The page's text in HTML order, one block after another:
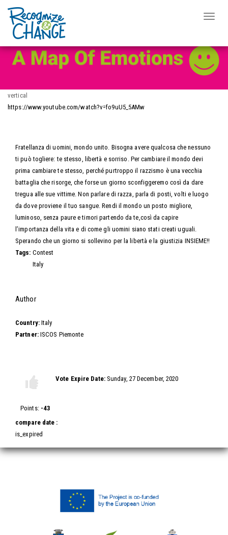
to
main
Toggle
vertical
https://www.youtube.com/watch?v=fo9uU5_5AMw
Fratellanza di uomini, mondo unito. Bisogna avere qualcosa che nessuno
ti può togliere: te stesso, libertà e sorriso. Per cambiare il mondo devi
prima cambiare te stesso, perché purtroppo il razzismo è una vecchia
battaglia che risorge, che forse un giorno sconfiggeremo così da dare
tregua alle sue vittime. Non parlare di razza, parla di posti, volti e luogo
da dove proviene il tuo sangue. Rendi il mondo un posto migliore,
luminoso, senza paure e timori partendo da te,così da capire
l’importanza della vita e di come gli uomini siano stati creati uguali.
Sperando che un giorno si sollevino per la libertà e la giustizia INSIEME!!
Tags: Contest
Italy
Hide
Author
Country: Italy
Partner: ISCOS Piemonte
Vote
Points: -43
Vote Expire Date: Sunday, 27 December, 2020
compare date :
is_expired